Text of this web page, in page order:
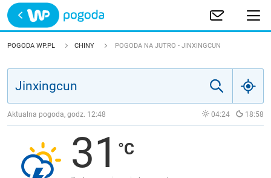
Trwa ładowanie
POLSKA
JAKOŚĆ POWIETRZA
POGODA WP.PL CHINY POGODA NA JUTRO - JINXINGCUN
Aktualna pogoda, godz. 12:48 04:24 18:58
31